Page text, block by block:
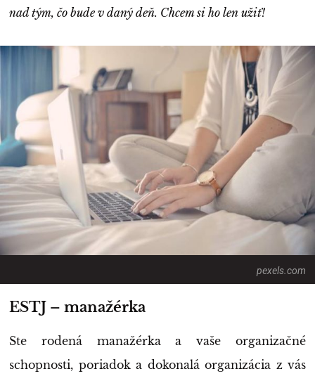
nad tým, čo bude v daný deň. Chcem si ho len užiť!
pexels.com
ESTJ – manažérka
Ste rodená manažérka a vaše organizačné
schopnosti, poriadok a dokonalá organizácia z vás